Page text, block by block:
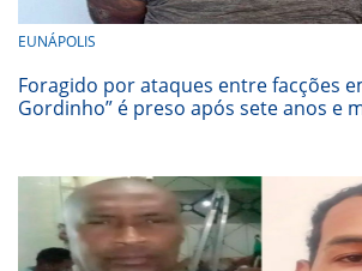
EUNÁPOLIS
Foragido por ataques entre facções
Gordinho” é preso após sete anos e